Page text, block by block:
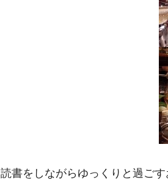
読書をしながらゆっくりと過ご